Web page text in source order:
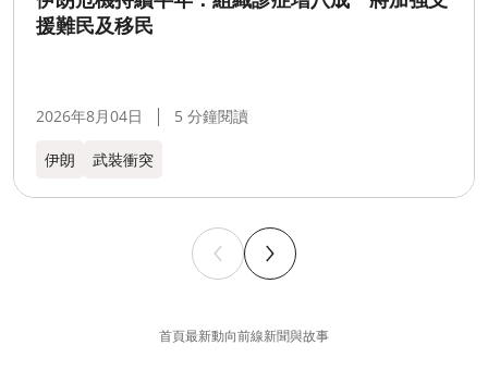
援難民及移民
2026年8月04日 5 分鐘閱讀
伊朗 武裝衝突
首頁最新動向前線新聞與故事